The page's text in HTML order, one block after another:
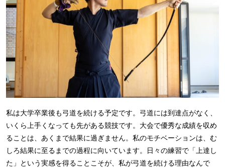
私は大学卒業後も弓道を続ける予定です。弓道には到達点がなく、
いくら上手くなっても先がある競技です。大会で優秀な成績を収め
ることは、あくまで結果に過ぎません。私のモチベーションは、む
しろ結果に至るまでの過程に向いています。日々の練習で「上達し
た」という実感を得ることこそが、私が弓道を続ける理由なんで